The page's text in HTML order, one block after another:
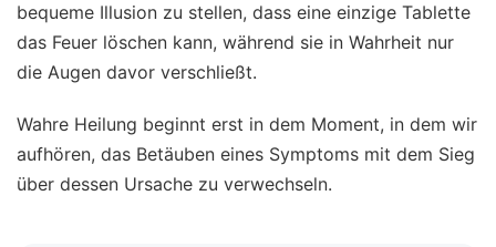
bequeme Illusion zu stellen, dass eine einzige Tablette
das Feuer löschen kann, während sie in Wahrheit nur
die Augen davor verschließt.
Wahre Heilung beginnt erst in dem Moment, in dem wir
aufhören, das Betäuben eines Symptoms mit dem Sieg
über dessen Ursache zu verwechseln.